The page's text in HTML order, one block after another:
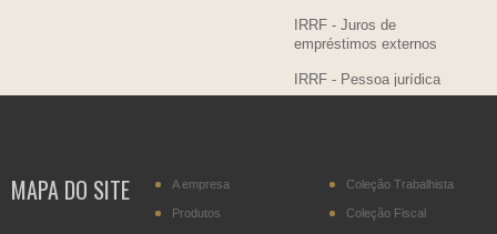
IRRF - Juros de
empréstimos externos
IRRF - Pessoa jurídica
residente no País,
IPI - Cigarros (posição
2402.20)
MAPA DO SITE A empresa
Produtos
Coleção Trabalhista
Coleção Fiscal